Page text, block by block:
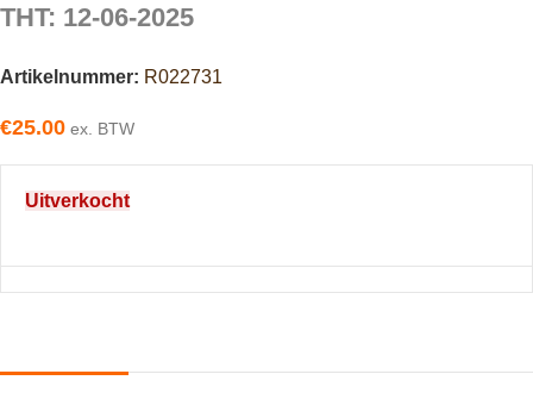
THT: 12-06-2025
Artikelnummer: R022731
€25.00 ex. BTW
Uitverkocht